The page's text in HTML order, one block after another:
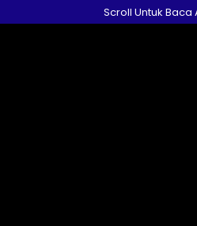
ke
Scroll Untuk Baca